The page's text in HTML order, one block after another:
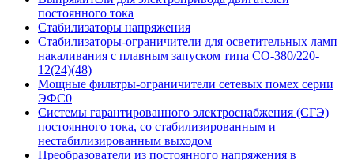
постоянного тока
Стабилизаторы напряжения
Стабилизаторы-ограничители для осветительных ламп
накаливания с плавным запуском типа СО-380/220-
12(24)(48)
Мощные фильтры-ограничители сетевых помех серии
ЭФС0
Системы гарантированного электроснабжения (СГЭ)
постоянного тока, со стабилизированным и
нестабилизированным выходом
Преобразователи из постоянного напряжения в